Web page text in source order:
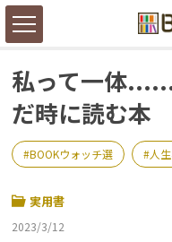
私って一体
だ時に読む本
BOOKウォッチ選 人
実用書
2023/3/12